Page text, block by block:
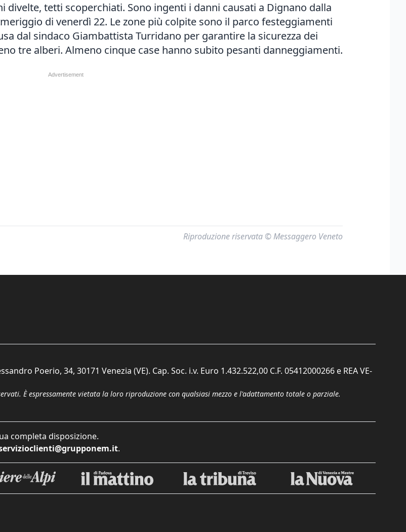
tetti scoperchiati. Sono ingenti i danni causati a Dignano dalla
di venerdì 22. Le zone più colpite sono il parco festeggiamenti
dal sindaco Giambattista Turridano per garantire la sicurezza dei
tre alberi. Almeno cinque case hanno subito pesanti danneggiamenti.
Riproduzione riservata © Messaggero Veneto
Poerio, 34, 30171 Venezia (VE). Cap. Soc. i.v. Euro 1.432.522,00 C.F. 05412000266 e REA VE-
È espressamente vietata la loro riproduzione con qualsiasi mezzo e l'adattamento totale o parziale.
completa disposizione.
.